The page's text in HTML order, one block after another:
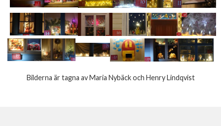
Bilderna är tagna av Maria Nybäck och Henry Lindqvist